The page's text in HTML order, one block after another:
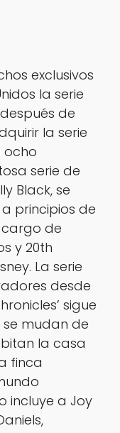
exclusivos
la serie
después de
la serie
ocho
serie de
Black, se
principios de
cargo de
y 20th
La serie
desde
sigue
mudan de
la casa
finca
incluye a Joy